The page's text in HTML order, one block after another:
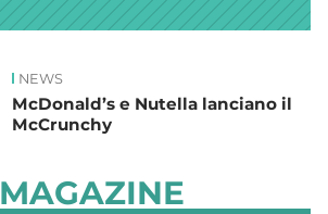
NEWS
McDonald’s e Nutella lanciano il
McCrunchy
MAGAZINE